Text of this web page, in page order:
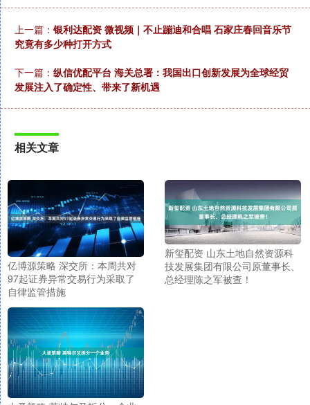
上一篇： 银利达配资 微视频｜不止蹦迪和合唱 石家庄春回音乐节
究竟有多少种打开方式
下一篇： 纵信优配平台 海关总署：我国出口创新发展为全球经贸
发展注入了确定性、带来了新机遇
相关文章
亿博源策略 深交所：本周共对
97起证券异常交易行为采取了
自律监管措施
新玺配资 山东土地自然资源科
技发展集团有限公司原董事长、
总经理陈之军被查！